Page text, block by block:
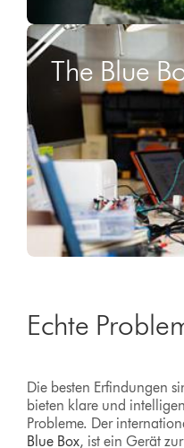
The Blue
Echte
Die besten Erfindungen
bieten klare und
Probleme. Der
Blue Box, ist ein Gerät